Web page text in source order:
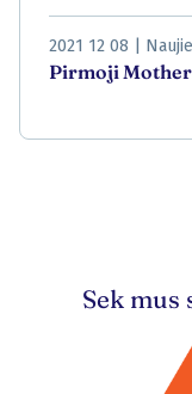
2021 12 08
Pirmoji
Sek mus